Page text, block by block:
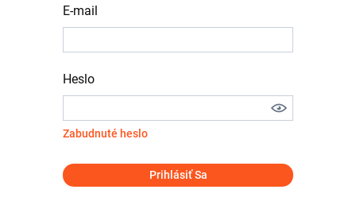
E-mail
Heslo
Zabudnuté heslo
Prihlásiť Sa